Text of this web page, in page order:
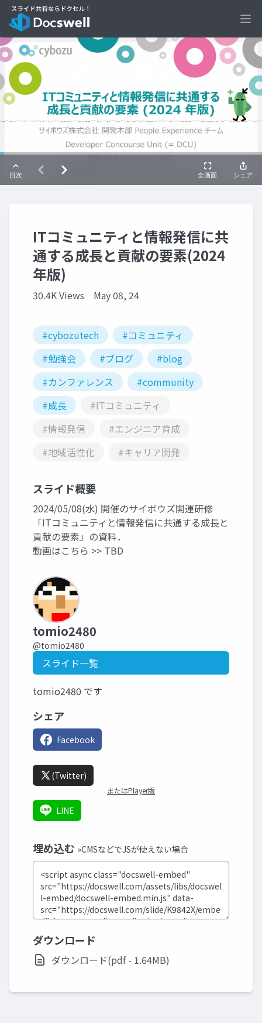
ITコミュニティと情報発信に共
通する成長と貢献の要素(2024
年版)
30.4K Views May 08, 24
#cybozutech
#コミュニティ
#勉強会
#ブログ
#blog
#カンファレンス
#community
#成長
#ITコミュニティ
#情報発信
#エンジニア育成
#地域活性化
#キャリア開発
スライド概要
2024/05/08(水) 開催のサイボウズ開運研修
「ITコミュニティと情報発信に共通する成長と
貢献の要素」の資料．
動画はこちら >> TBD
tomio2480
@tomio2480
スライド一覧
tomio2480 です
シェア
Facebook
(Twitter)
またはPlayer版
LINE
埋め込む »CMSなどでJSが使えない場合
ダウンロード
ダウンロード(pdf - 1.64MB)